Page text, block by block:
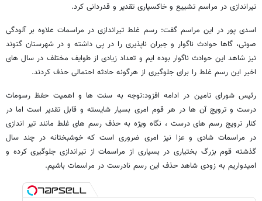
تیراندازی در مراسم تشییع و خاکسپاری تقدیر و قدردانی کرد.
اسدی پور در این مراسم گفت: رسم غلط تیراندازی در مراسمات علاوه بر آلودگی
صوتی، گاها حوادث ناگوار و جبران ناپذیری را در پی داشته و در شهرستان گتوند
نیز شاهد این حوادث ناگوار بوده ایم و تعداد زیادی از طوایف مختلف در سال های
اخیر این رسم غلط را برای جلوگیری از هرگونه حادثه احتمالی حذف کردند.
رئیس شورای تامین در ادامه افزود:توجه به سنت ها و اهمیت حفظ رسومات
درست و ترویج آن ها در هر قوم امری بسیار شایسته و قابل تقدیر است اما در
کنار ترویج رسم های درست ، نگاه ویژه به حذف رسم های غلط مانند تیر اندازی
در مراسمات شادی و عزا نیز امری ضروری است که خوشبختانه در چند سال
گذشته قوم بزرگ بختیاری در بسیاری از مراسمات از تیراندازی جلوگیری کرده و
امیدواریم به زودی شاهد حذف این رسم نادرست در مراسمات باشیم.